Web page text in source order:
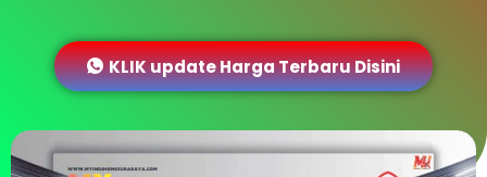
KLIK update Harga Terbaru Disini